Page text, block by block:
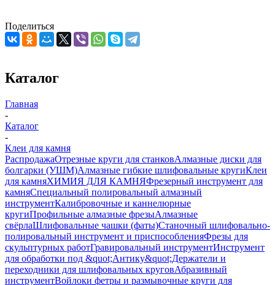
Поделиться
Каталог
Главная
-
Каталог
-
Клеи для камня
РаспродажаОтрезные круги для станковАлмазные диски для
болгарки (УШМ)Алмазные гибкие шлифовальные кругиКлеи
для камняХИМИЯ ДЛЯ КАМНЯФрезерный инструмент для
камняСпециальный полировальный алмазный
инструментКалибровочные и каннелюрные
кругиПрофильные алмазные фрезыАлмазные
свёрлаШлифовальные чашки (фаты)Станочный шлифовально-
полировальный инструмент и приспособленияФрезы для
скульптурных работГравировальный инструментИнструмент
для обработки под &quot;Антику&quot;Держатели и
переходники для шлифовальных круговАбразивный
инструментВойлоки фетры и размывочные круги для